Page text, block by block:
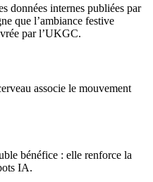
données internes publiées par
que l’ambiance festive
par l’UKGC.
associe le mouvement
bénéfice : elle renforce la
IA.